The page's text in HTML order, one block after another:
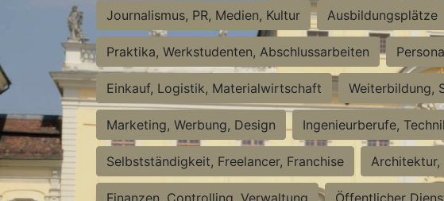
Journalismus, PR, Medien, Kultur Ausbildungsplätze
Praktika, Werkstudenten, Abschlussarbeiten
Einkauf, Logistik, Materialwirtschaft Weiterbildung,
Marketing, Werbung, Design Ingenieurberufe,
Selbstständigkeit, Freelancer, Franchise Architektur,
Finanzen, Controlling, Verwaltung Öffentlicher